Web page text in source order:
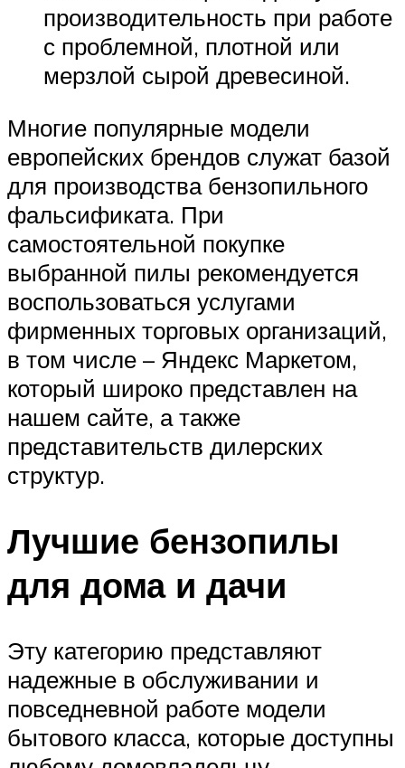
производительность при работе
с проблемной, плотной или
мерзлой сырой древесиной.
Многие популярные модели
европейских брендов служат базой
для производства бензопильного
фальсификата. При
самостоятельной покупке
выбранной пилы рекомендуется
воспользоваться услугами
фирменных торговых организаций,
в том числе – Яндекс Маркетом,
который широко представлен на
нашем сайте, а также
представительств дилерских
структур.
Лучшие бензопилы
для дома и дачи
Эту категорию представляют
надежные в обслуживании и
повседневной работе модели
бытового класса, которые доступны